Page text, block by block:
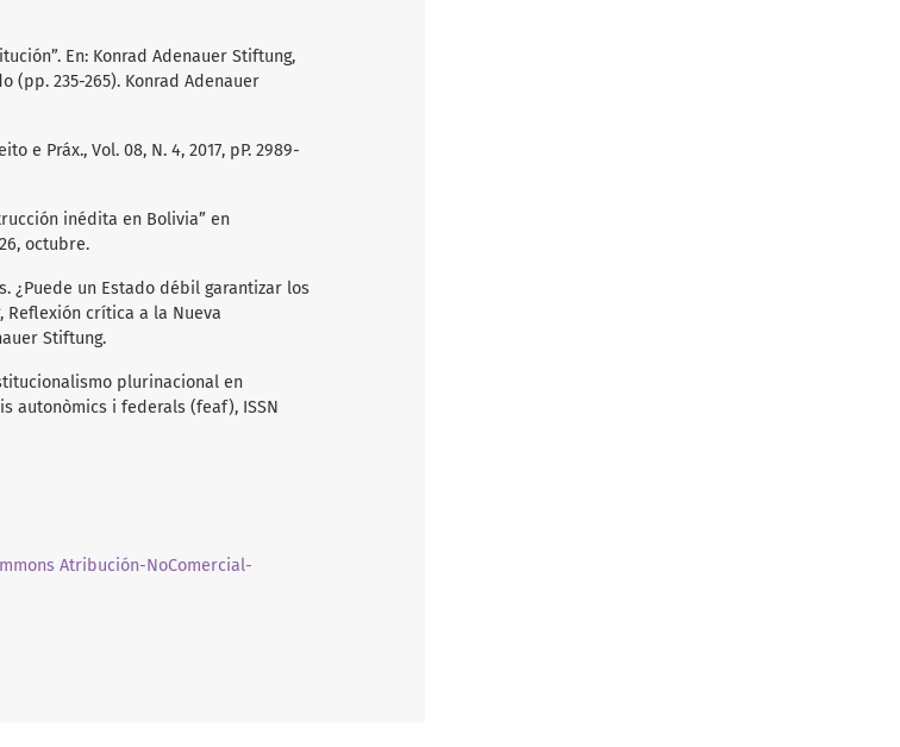
En: Konrad Adenauer Stiftung,
(pp. 235-265). Konrad Adenauer
e Práx., Vol. 08, N. 4, 2017, pP. 2989-
inédita en Bolivia” en
octubre.
¿Puede un Estado débil garantizar los
Reflexión crítica a la Nueva
Stiftung.
plurinacional en
autonòmics i federals (feaf), ISSN
Atribución-NoComercial-